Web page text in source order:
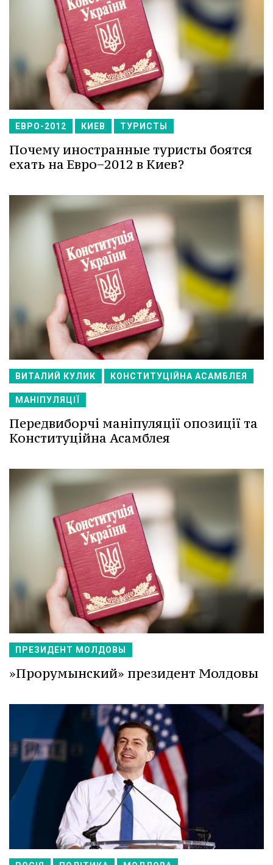
ЕВРО-2012 КИЕВ ТУРИСТЫ
Почему иностранные туристы боятся
ехать на Евро−2012 в Киев?
ВИТАЛИЙ КУЛИК КОНСТИТУЦІЙНА АСАМБЛЕЯ
МАНІПУЛЯЦІЇ
Передвиборчі маніпуляції опозиції та
Конституційна Асамблея
ПРЕЗИДЕНТ МОЛДОВЫ
»Прорумынский» президент Молдовы